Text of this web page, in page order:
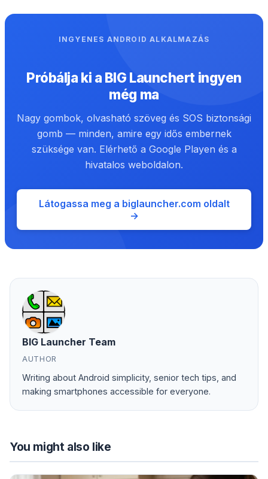
INGYENES ANDROID ALKALMAZÁS
Próbálja ki a BIG Launchert ingyen
még ma
Nagy gombok, olvasható szöveg és SOS biztonsági
gomb — minden, amire egy idős embernek
szüksége van. Elérhető a Google Playen és a
hivatalos weboldalon.
Látogassa meg a biglauncher.com oldalt
→
(opens in new tab)
BIG Launcher Team
AUTHOR
Writing about Android simplicity, senior tech tips, and
making smartphones accessible for everyone.
You might also like